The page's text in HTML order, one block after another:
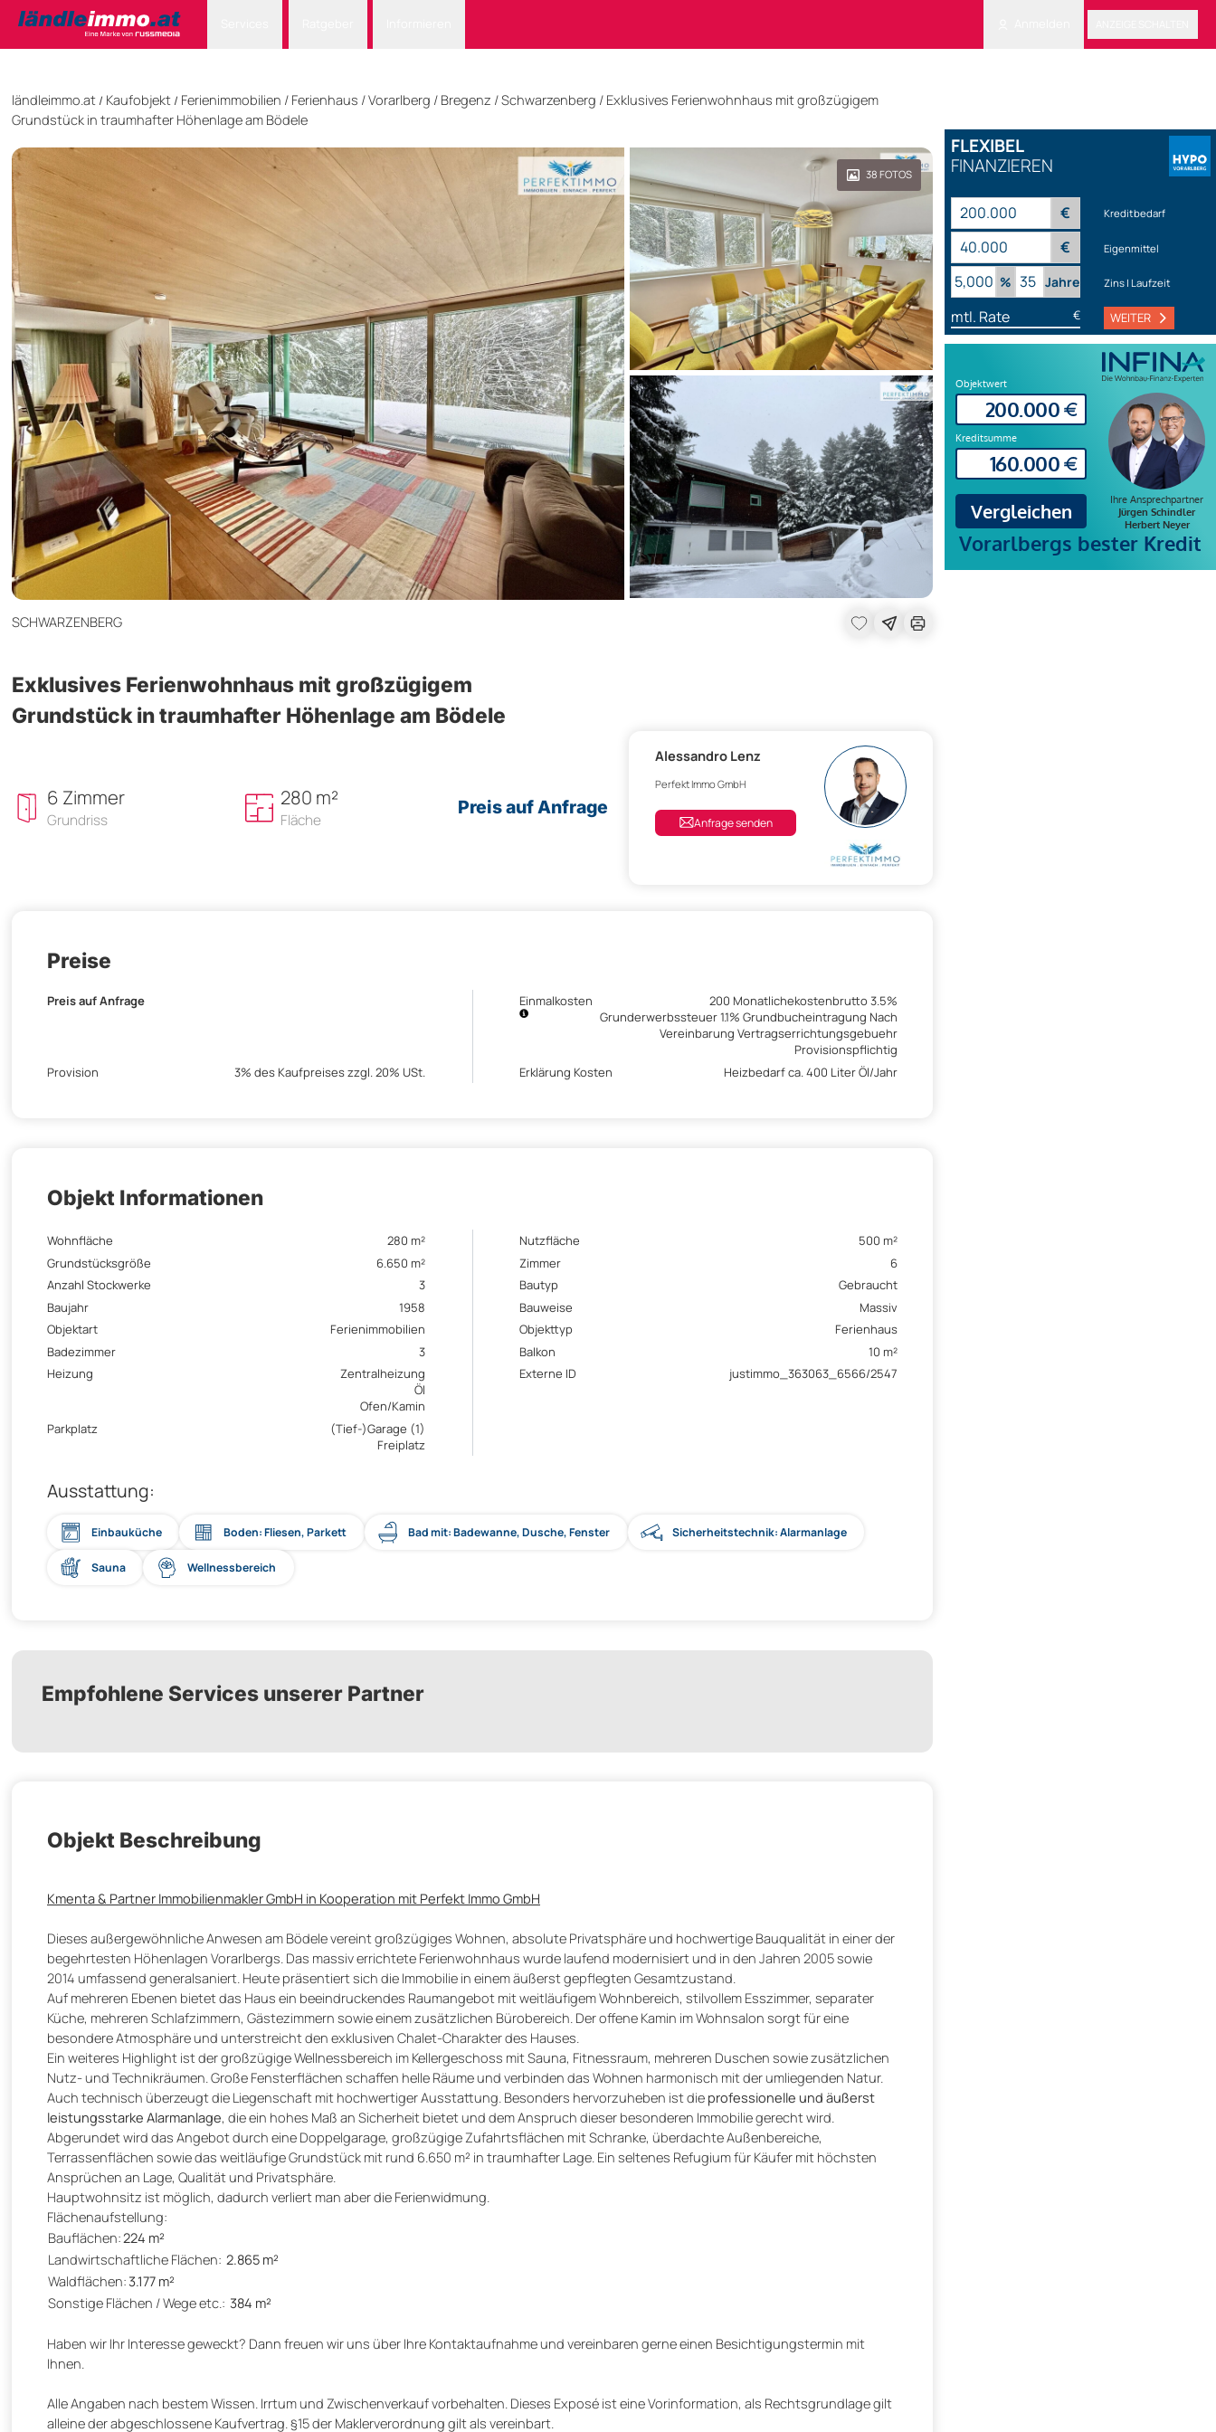
FLEXIBEL
FINANZIEREN
€ Kreditbedarf
€ Eigenmittel
% Jahre Zins | Laufzeit
mtl. Rate € WEITER
ländleimmo.at / Kaufobjekt / Ferienimmobilien / Ferienhaus /Vorarlberg / Bregenz / Schwarzenberg / Exklusives Ferienwohnhaus mit großzügigem
Grundstück in traumhafter Höhenlage am Bödele
38FOTOS
SCHWARZENBERG
Exklusives Ferienwohnhaus mit großzügigem
Grundstück in traumhafter Höhenlage am Bödele
6 Zimmer
Grundriss
280 m²
Fläche
Preis auf Anfrage
Alessandro Lenz
Perfekt Immo GmbH
Anfrage senden
Preise
Preis auf Anfrage Einmalkosten
200 Monatlichekostenbrutto 3.5%
Grunderwerbssteuer 1.1% Grundbucheintragung Nach
Vereinbarung Vertragserrichtungsgebuehr
Provisionspflichtig
Provision
3% des Kaufpreises zzgl. 20% USt. Erklärung Kosten Heizbedarf ca. 400 Liter Öl/Jahr
Objekt Informationen
Wohnfläche 280 m² Nutzfläche
500 m²
Grundstücksgröße
6.650 m² Zimmer
6
Anzahl Stockwerke
3 Bautyp
Gebraucht
Baujahr
1958 Bauweise
Massiv
Objektart
Ferienimmobilien Objekttyp
Ferienhaus
Badezimmer
3 Balkon
10 m²
Heizung
Zentralheizung
Öl
Ofen/Kamin
Externe ID justimmo_363063_6566/2547
Parkplatz
(Tief-)Garage (1)
Freiplatz
Ausstattung:
Einbauküche Boden: Fliesen, Parkett Bad mit: Badewanne, Dusche, Fenster Sicherheitstechnik: Alarmanlage
Sauna Wellnessbereich
Empfohlene Services unserer Partner
Objekt Beschreibung
Kmenta & Partner Immobilienmakler GmbH in Kooperation mit Perfekt Immo GmbH
Dieses außergewöhnliche Anwesen am Bödele vereint großzügiges Wohnen, absolute Privatsphäre und hochwertige Bauqualität in einer der
begehrtesten Höhenlagen Vorarlbergs. Das massiv errichtete Ferienwohnhaus wurde laufend modernisiert und in den Jahren 2005 sowie
2014 umfassend generalsaniert. Heute präsentiert sich die Immobilie in einem äußerst gepflegten Gesamtzustand.
Auf mehreren Ebenen bietet das Haus ein beeindruckendes Raumangebot mit weitläufigem Wohnbereich, stilvollem Esszimmer, separater
Küche, mehreren Schlafzimmern, Gästezimmern sowie einem zusätzlichen Bürobereich. Der offene Kamin im Wohnsalon sorgt für eine
besondere Atmosphäre und unterstreicht den exklusiven Chalet-Charakter des Hauses.
Ein weiteres Highlight ist der großzügige Wellnessbereich im Kellergeschoss mit Sauna, Fitnessraum, mehreren Duschen sowie zusätzlichen
Nutz- und Technikräumen. Große Fensterflächen schaffen helle Räume und verbinden das Wohnen harmonisch mit der umliegenden Natur.
Auch technisch überzeugt die Liegenschaft mit hochwertiger Ausstattung. Besonders hervorzuheben ist die professionelle und äußerst
leistungsstarke Alarmanlage, die ein hohes Maß an Sicherheit bietet und dem Anspruch dieser besonderen Immobilie gerecht wird.
Abgerundet wird das Angebot durch eine Doppelgarage, großzügige Zufahrtsflächen mit Schranke, überdachte Außenbereiche,
Terrassenflächen sowie das weitläufige Grundstück mit rund 6.650 m² in traumhafter Lage. Ein seltenes Refugium für Käufer mit höchsten
Ansprüchen an Lage, Qualität und Privatsphäre.
Hauptwohnsitz ist möglich, dadurch verliert man aber die Ferienwidmung.
Flächenaufstellung:
Bauflächen: 224 m²
Landwirtschaftliche Flächen: 2.865 m²
Waldflächen:3.177 m²
Sonstige Flächen / Wege etc.: 384 m²
Haben wir Ihr Interesse geweckt? Dann freuen wir uns über Ihre Kontaktaufnahme und vereinbaren gerne einen Besichtigungstermin mit
Ihnen.
Alle Angaben nach bestem Wissen. Irrtum und Zwischenverkauf vorbehalten. Dieses Exposé ist eine Vorinformation, als Rechtsgrundlage gilt
alleine der abgeschlossene Kaufvertrag. §15 der Maklerverordnung gilt als vereinbart.